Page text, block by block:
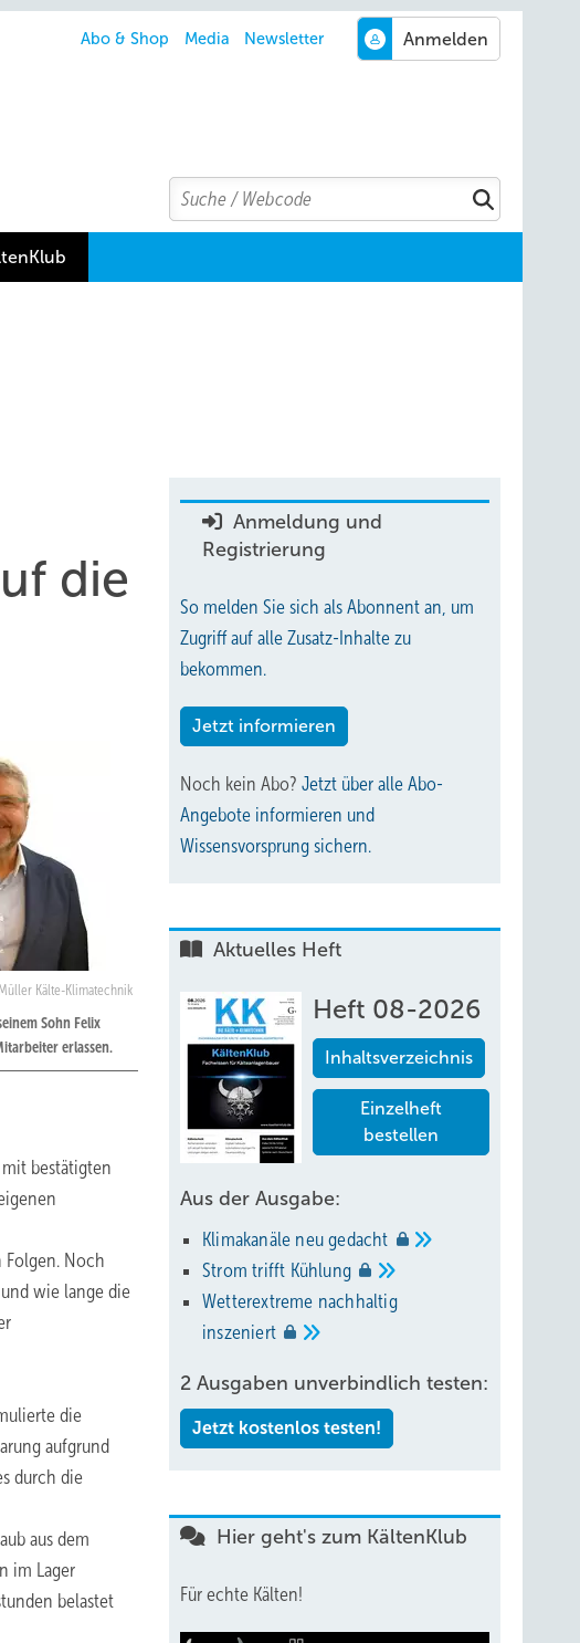
Abo & Shop Media Newsletter
Search
Suchen
die
Kälte-Klimatechnik
Sohn Felix
erlassen.
bestätigten
Folgen. Noch
wie lange die
die
aufgrund
durch die
aus dem
im Lager
belastet
Anmeldung und
Registrierung
So melden Sie sich als Abonnent an, um
Zugriff auf alle Zusatz-Inhalte zu
bekommen.
Jetzt informieren
Noch kein Abo? Jetzt über alle Abo-
Angebote informieren und
Wissensvorsprung sichern.
Aktuelles Heft
Heft 08-2026
Inhaltsverzeichnis
Einzelheft
bestellen
Aus der Ausgabe:
Klimakanäle neugedacht
Strom trifft Kühlung
Wetterextreme nachhaltig
inszeniert
2 Ausgaben unverbindlich testen:
Jetzt kostenlos testen!
Hier geht's zum KältenKlub
Für echte Kälten!